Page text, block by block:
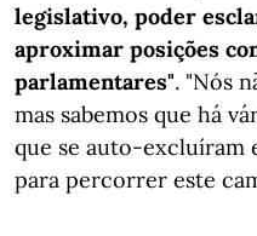
legislativo, poder
aproximar posições
parlamentares". "Nós
mas sabemos que há
que se auto-excluíram
para percorrer este